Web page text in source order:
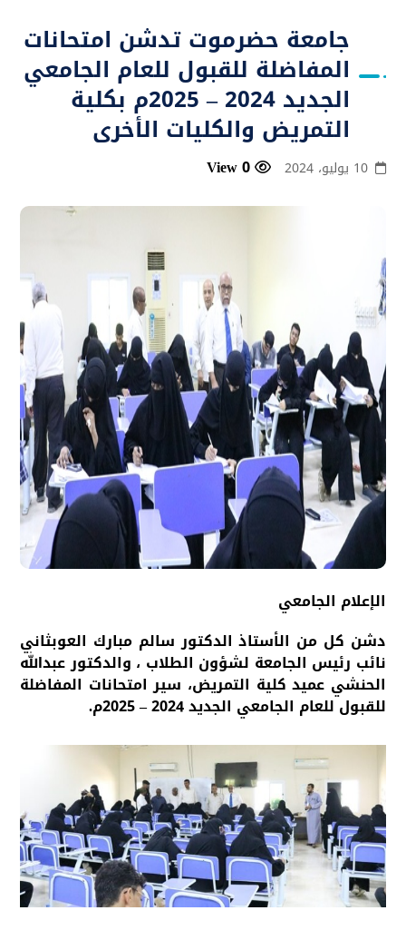
جامعة حضرموت تدشن امتحانات
المفاضلة للقبول للعام الجامعي
الجديد 2024 – 2025م بكلية
التمريض والكليات الأخرى
10 يوليو، 2024 0 View
الإعلام الجامعي
دشن كل من الأستاذ الدكتور سالم مبارك العوبثاني
نائب رئيس الجامعة لشؤون الطلاب ، والدكتور عبدالله
الحنشي عميد كلية التمريض، سير امتحانات المفاضلة
للقبول للعام الجامعي الجديد 2024 – 2025م.